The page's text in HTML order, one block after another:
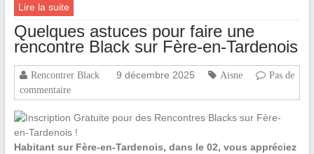
Lire la suite
Quelques astuces pour faire une
rencontre Black sur Fère-en-Tardenois
Rencontrer Black 9 décembre 2025 Aisne
Pas de
commentaire
Habitant sur Fère-en-Tardenois, dans le 02, vous appréciez